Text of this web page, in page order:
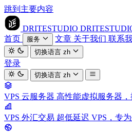
跳到主要内容
DRITESTUDIO
首页
服务 文章 关于我们 联系
切换语言zh
登录
切换语言zh
VPS 云服务器 高性能虚拟服务器
VPS 外汇交易 超低延迟 VPS，专